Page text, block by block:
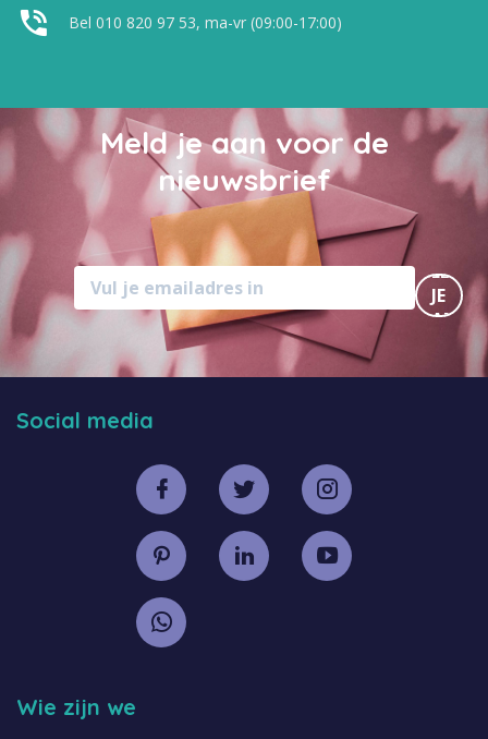
Bel 010 820 97 53, ma-vr (09:00-17:00)
Meld je aan voor de
nieuwsbrief
MELD
JE
AAN
Wie zijn we
Social media